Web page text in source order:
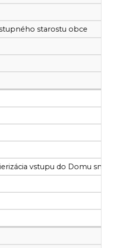
starostu obce
vstupu do Domu